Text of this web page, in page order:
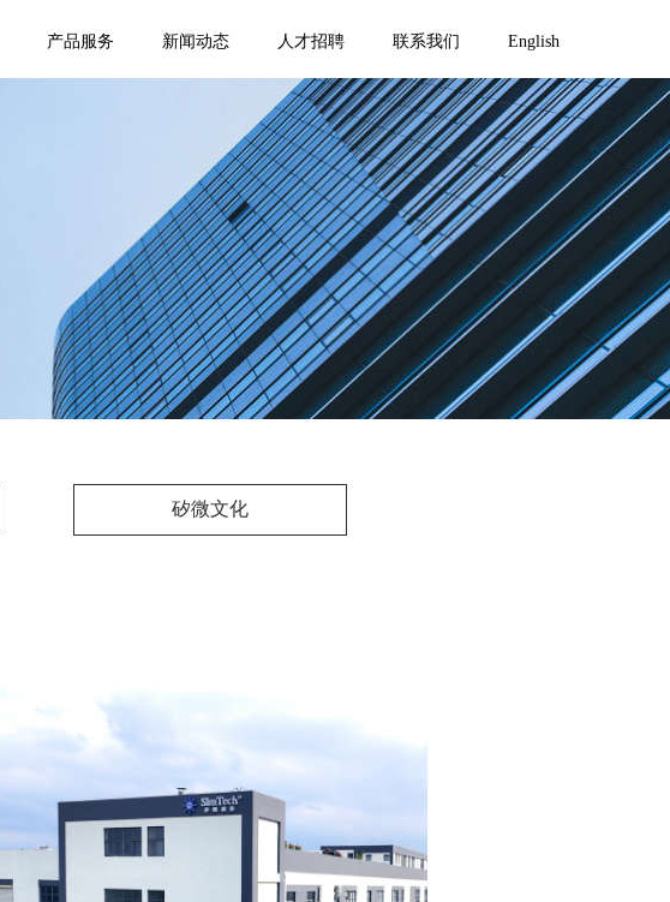
产品服务 新闻动态 人才招聘 联系我们 English
矽微文化